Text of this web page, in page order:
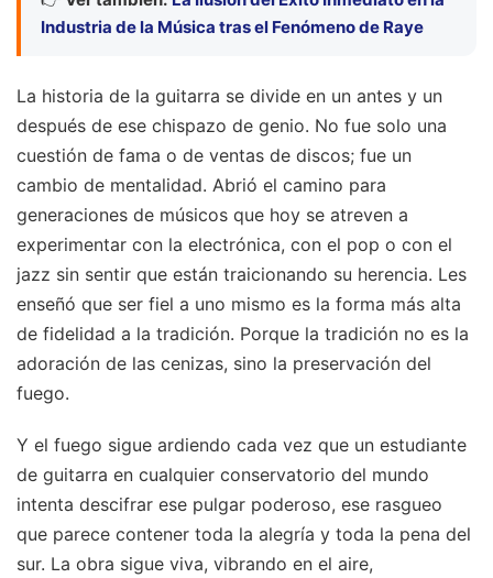
Industria de la Música tras el Fenómeno de Raye
La historia de la guitarra se divide en un antes y un
después de ese chispazo de genio. No fue solo una
cuestión de fama o de ventas de discos; fue un
cambio de mentalidad. Abrió el camino para
generaciones de músicos que hoy se atreven a
experimentar con la electrónica, con el pop o con el
jazz sin sentir que están traicionando su herencia. Les
enseñó que ser fiel a uno mismo es la forma más alta
de fidelidad a la tradición. Porque la tradición no es la
adoración de las cenizas, sino la preservación del
fuego.
Y el fuego sigue ardiendo cada vez que un estudiante
de guitarra en cualquier conservatorio del mundo
intenta descifrar ese pulgar poderoso, ese rasgueo
que parece contener toda la alegría y toda la pena del
sur. La obra sigue viva, vibrando en el aire,